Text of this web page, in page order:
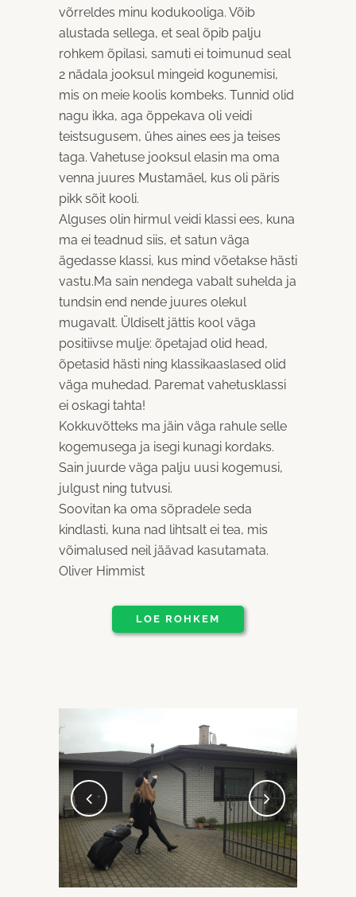
võrreldes minu kodukooliga. Võib
alustada sellega, et seal õpib palju
rohkem õpilasi, samuti ei toimunud seal
2 nädala jooksul mingeid kogunemisi,
mis on meie koolis kombeks. Tunnid olid
nagu ikka, aga õppekava oli veidi
teistsugusem, ühes aines ees ja teises
taga. Vahetuse jooksul elasin ma oma
venna juures Mustamäel, kus oli päris
pikk sõit kooli.
Alguses olin hirmul veidi klassi ees, kuna
ma ei teadnud siis, et satun väga
ägedasse klassi, kus mind võetakse hästi
vastu.Ma sain nendega vabalt suhelda ja
tundsin end nende juures olekul
mugavalt. Üldiselt jättis kool väga
positiivse mulje: õpetajad olid head,
õpetasid hästi ning klassikaaslased olid
väga muhedad. Paremat vahetusklassi
ei oskagi tahta!
Kokkuvõtteks ma jäin väga rahule selle
kogemusega ja isegi kunagi kordaks.
Sain juurde väga palju uusi kogemusi,
julgust ning tutvusi.
Soovitan ka oma sõpradele seda
kindlasti, kuna nad lihtsalt ei tea, mis
võimalused neil jäävad kasutamata.
Oliver Himmist
LOE ROHKEM